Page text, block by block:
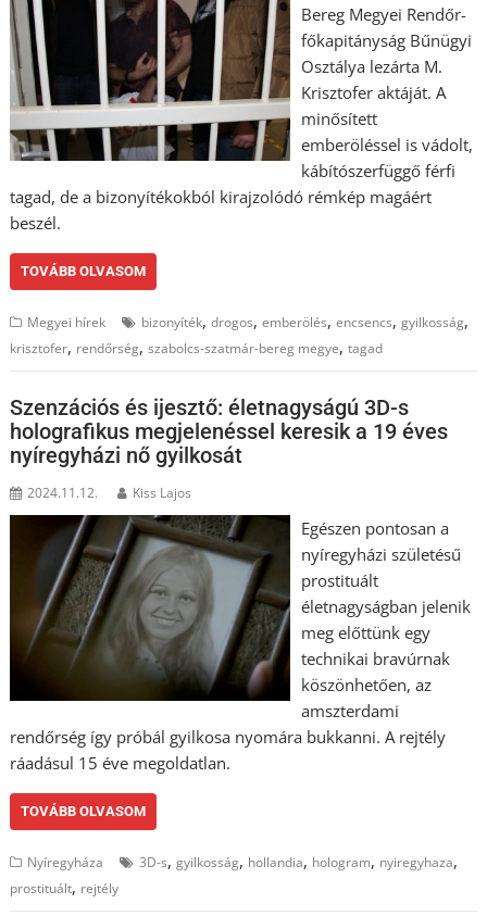
Bereg Megyei Rendőr-
főkapitányság Bűnügyi
Osztálya lezárta M.
Krisztofer aktáját. A
minősített
emberöléssel is vádolt,
kábítószerfüggő férfi
tagad, de a bizonyítékokból kirajzolódó rémkép magáért
beszél.
TOVÁBB OLVASOM
Megyei hírek bizonyíték,drogos,emberölés,encsencs,gyilkosság,
krisztofer, rendőrség,szabolcs-szatmár-bereg megye,tagad
Szenzációs és ijesztő: életnagyságú 3D-s
holografikus megjelenéssel keresik a 19 éves
nyíregyházi nő gyilkosát
2024.11.12. Kiss Lajos
Egészen pontosan a
nyíregyházi születésű
prostituált
életnagyságban jelenik
meg előttünk egy
technikai bravúrnak
köszönhetően, az
amszterdami
rendőrség így próbál gyilkosa nyomára bukkanni. A rejtély
ráadásul 15 éve megoldatlan.
TOVÁBB OLVASOM
Nyíregyháza 3D-s,gyilkosság, hollandia, hologram, nyiregyhaza,
prostituált, rejtély